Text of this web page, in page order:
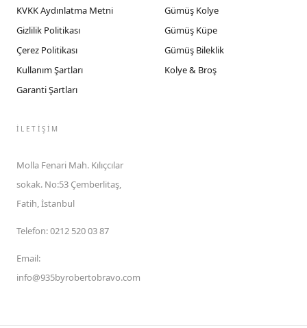
KVKK Aydınlatma Metni
Gizlilik Politikası
Çerez Politikası
Kullanım Şartları
Garanti Şartları
Gümüş Kolye
Gümüş Küpe
Gümüş Bileklik
Kolye & Broş
İLETIŞIM
Molla Fenari Mah. Kılıçcılar
sokak. No:53 Çemberlitaş,
Fatih, İstanbul
Telefon:0212 520 03 87
Email:
info@935byrobertobravo.com